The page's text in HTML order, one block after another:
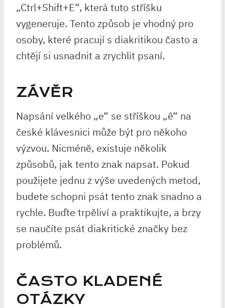
„Ctrl+Shift+E“, která tuto stříšku
vygeneruje. Tento způsob je vhodný pro
osoby, které pracují s diakritikou často a
chtějí si usnadnit a zrychlit psaní.
ZÁVĚR
Napsání velkého „e“ se stříškou „ê“ na
české klávesnici může být pro někoho
výzvou. Nicméně, existuje několik
způsobů, jak tento znak napsat. Pokud
použijete jednu z výše uvedených metod,
budete schopni psát tento znak snadno a
rychle. Buďte trpěliví a praktikujte, a brzy
se naučíte psát diakritické značky bez
problémů.
ČASTO KLADENÉ
OTÁZKY